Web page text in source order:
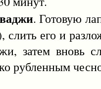
. Готовую
его и
затем вновь
рубленным